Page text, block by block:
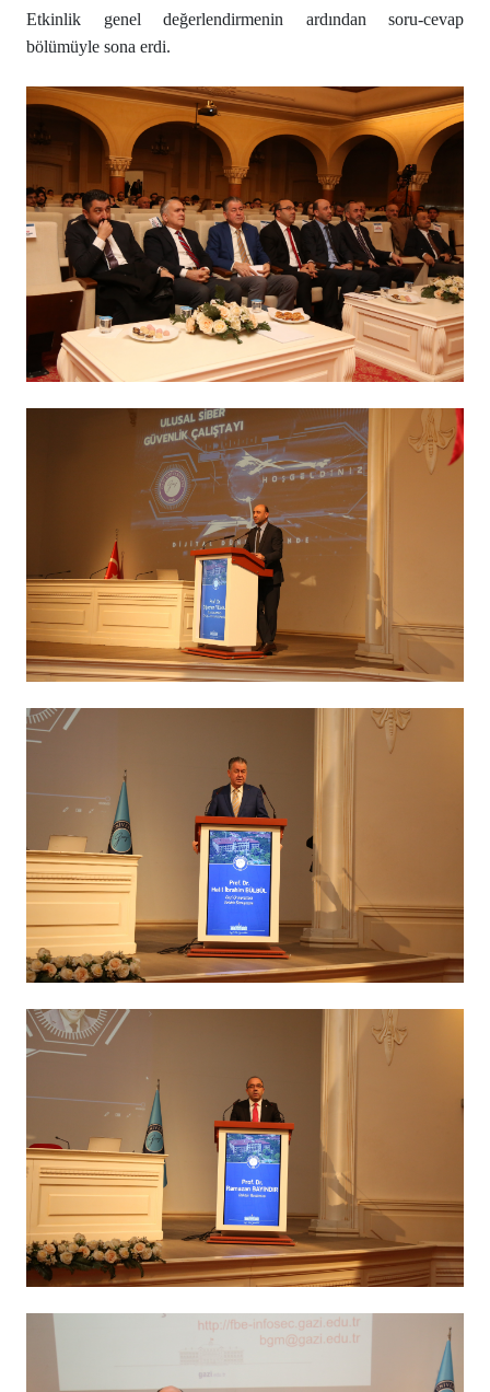
Etkinlik genel değerlendirmenin ardından soru-cevap
bölümüyle sona erdi.